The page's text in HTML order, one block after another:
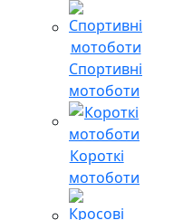
Спортивні
мотоботи
Короткі
мотоботи